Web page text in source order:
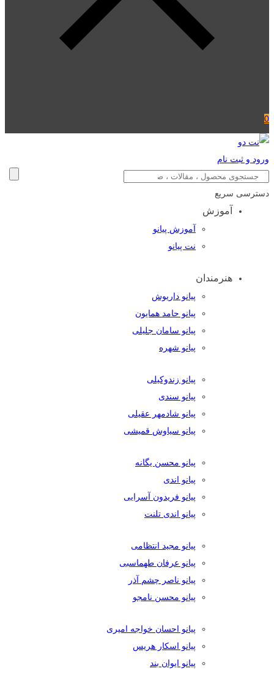
0
ورود و ثبت نام
دسترسی سریع
آموزش
آموزش پیانو
نت پیانو
هنرمندان
پیانو داریوش
پیانو حامد همایون
پیانو سامان جلیلی
پیانو شهره
پیانو زندوکیلی
پیانو سندی
پیانو شادمهر عقیلی
پیانو سیاوش قمیشی
پیانو محسن یگانه
پیانو اندی
پیانو فریدون آسرایی
پیانو اندی تلنت
پیانو مجید انتظامی
پیانو عرفان طهماسبی
پیانو ناصر چشم آذر
پیانو محسن نامجو
پیانو احسان خواجه امیری
پیانو اسکار هریس
پیانو ایوان بند